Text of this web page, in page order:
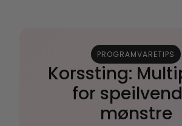
PROGRAMVARETIPS
Korssting:
for
mønstre